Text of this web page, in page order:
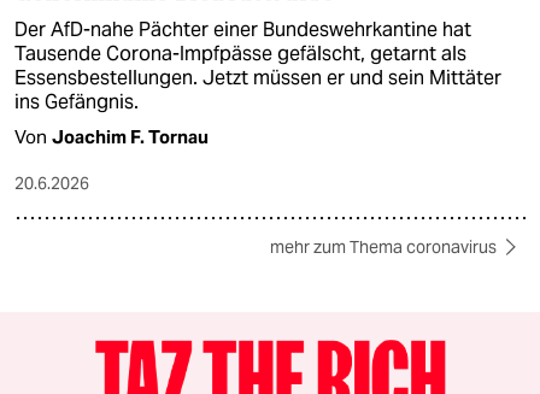
Der AfD-nahe Pächter einer Bundeswehrkantine hat
Tausende Corona-Impfpässe gefälscht, getarnt als
Essensbestellungen. Jetzt müssen er und sein Mittäter
ins Gefängnis.
Von Joachim F. Tornau
20.6.2026
mehr zum Thema coronavirus